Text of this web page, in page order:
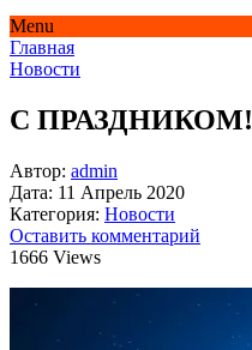
Menu
Главная
Новости
С ПРАЗДНИКОМ!
Автор: admin
Дата: 11 Апрель 2020
Категория: Новости
Оставить комментарий
1666 Views